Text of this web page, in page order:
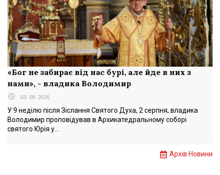
«Бог не забирає від нас бурі, але йде в них з
нами», - владика Володимир
03. 08. 2026
У 9 неділю після Зіслання Святого Духа, 2 серпня, владика
Володимир проповідував в Архикатедральному соборі
святого Юрія у...
Архів Новини